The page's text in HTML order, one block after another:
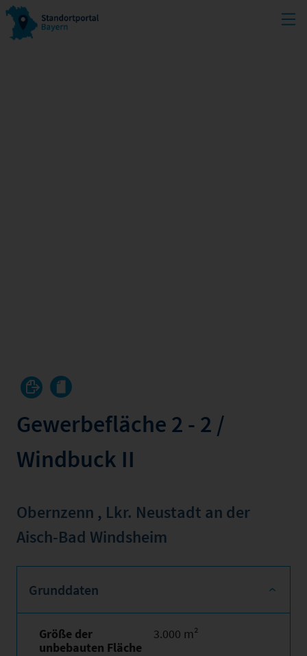
Gewerbefläche 2 - 2 /
Windbuck II
Obernzenn , Lkr. Neustadt an der
Aisch-Bad Windsheim
Grunddaten
Größe der
unbebauten Fläche
3.000 m²